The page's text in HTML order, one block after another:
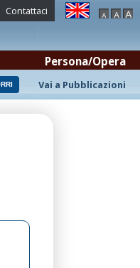
Contattaci
Persona/Opera
Vai a Pubblicazioni